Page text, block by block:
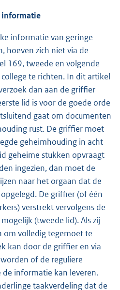
informatie
informatie van geringe
hoeven zich niet via de
169, tweede en volgende
te richten. In dit artikel
dan aan de griffier
lid is voor de goede orde
gaat om documenten
rust. De griffier moet
geheimhouding in acht
geheime stukken opvraagt
ingezien, dan moet de
naar het orgaan dat de
De griffier (of één
verstrekt vervolgens de
(tweede lid). Als zij
om volledig tegemoet te
kan door de griffier en via
of de reguliere
informatie kan leveren.
taakverdeling dat de